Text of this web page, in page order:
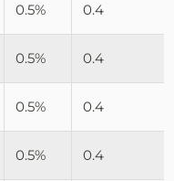
0.5% 0.4
0.5% 0.4
0.5% 0.4
0.5% 0.4